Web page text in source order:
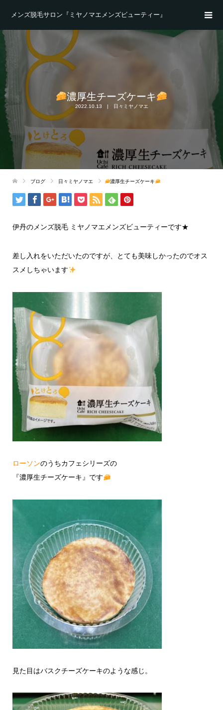
メンズ脱毛サロン『ミヤノマエメンズビューティー』
濃厚生チーズケーキ
2022.10.13 日々ミヤノマエ
ブログ 日々ミヤノマエ 濃厚生チーズケーキ
伊丹のメンズ脱毛 ミヤノマエメンズビューティーです★
差し入れをいただいたのですが、とても美味しかったのでオス
スメしちゃいます
ローソンのうちカフェシリーズの
『濃厚生チーズケーキ』です
見た目はバスクチーズケーキのような感じ。